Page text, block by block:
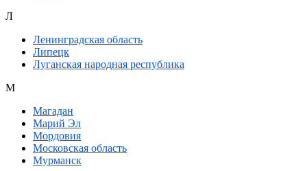
Л
Ленинградская область
Липецк
Луганская народная республика
М
Магадан
Марий Эл
Мордовия
Московская область
Мурманск